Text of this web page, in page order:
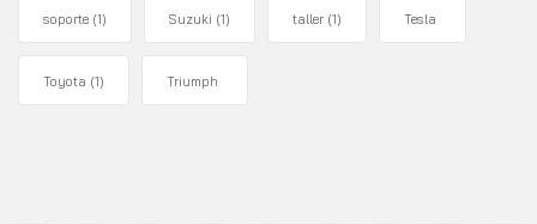
soporte (1) Suzuki (1) taller (1) Tesla
Toyota (1) Triumph